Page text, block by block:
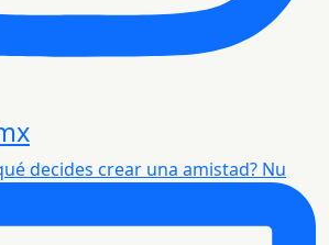
decides crear una amistad? Nu